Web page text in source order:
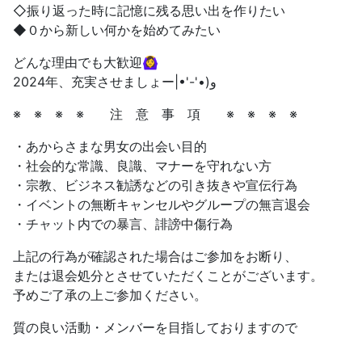
◇振り返った時に記憶に残る思い出を作りたい
◆０から新しい何かを始めてみたい
どんな理由でも大歓迎🙆‍♀️
2024年、充実させましょー‎|•'-'•)و
※ ※ ※ ※ 注 意 事 項 ※ ※ ※ ※
・あからさまな男女の出会い目的
・社会的な常識、良識、マナーを守れない方
・宗教、ビジネス勧誘などの引き抜きや宣伝行為
・イベントの無断キャンセルやグループの無言退会
・チャット内での暴言、誹謗中傷行為
上記の行為が確認された場合はご参加をお断り、
または退会処分とさせていただくことがございます。
予めご了承の上ご参加ください。
質の良い活動・メンバーを目指しておりますので